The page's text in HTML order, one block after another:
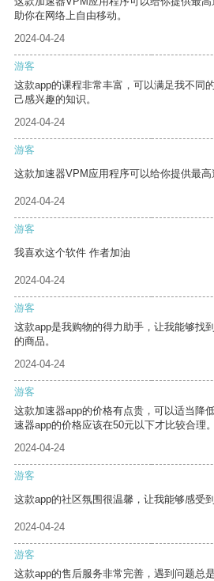
助你在网络上自由移动。
2024-04-24
游客
这款app的课程非常丰富，可以满足我不同
己感兴趣的知识。
2024-04-24
游客
这款加速器VPM应用程序可以给你提供最高
2024-04-24
游客
我喜欢这个软件 作者加油
2024-04-24
游客
这款app是我购物的得力助手，让我能够找
的商品。
2024-04-24
游客
这款加速器app的价格有点贵，可以适当降
速器app的价格应该在50元以下才比较合理。
2024-04-24
游客
这款app的社区氛围很温馨，让我能够感受到
2024-04-24
游客
这款app的售后服务非常完善，遇到问题总